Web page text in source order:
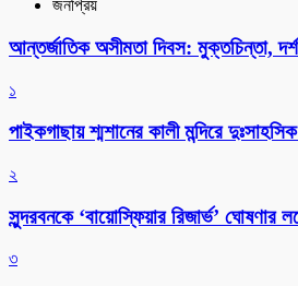
জনপ্রিয়
আন্তর্জাতিক অসীমতা দিবস: মুক্তচিন্তা,
১
পাইকগাছায় শ্মশানের কালী মন্দিরে
২
সুন্দরবনকে ‘বায়োস্ফিয়ার রিজার্ভ’ ঘোষণার
৩